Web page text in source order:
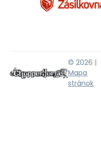
© 2026 |
Mapa
stránok